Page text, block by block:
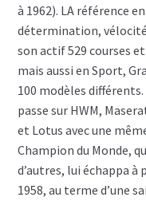
à 1962). LA référence
détermination, vélocité
son actif 529 courses
mais aussi en Sport,
100 modèles
passe sur HWM,
et Lotus avec une
Champion du Monde,
d’autres, lui échappa
1958, au terme d’une